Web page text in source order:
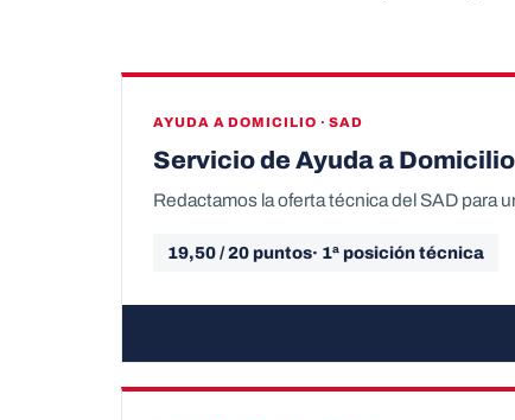
AYUDA A DOMICILIO · SAD
Servicio de Ayuda a
Redactamos la oferta técnica del SAD para
19,50 / 20 puntos· 1ª posición técnica